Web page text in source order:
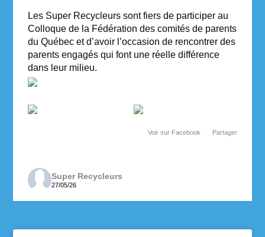
Les Super Recycleurs sont fiers de participer au
Colloque de la Fédération des comités de parents
du Québec et d’avoir l’occasion de rencontrer des
parents engagés qui font une réelle différence
dans leur milieu.
Voir sur Facebook Partager
Super Recycleurs
27/05/26